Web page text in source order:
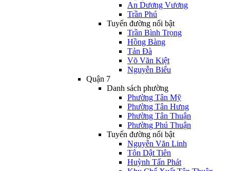
An Dương Vương
Trần Phú
Tuyến đường nổi bật
Trần Bình Trọng
Hồng Bàng
Tản Đà
Võ Văn Kiệt
Nguyễn Biểu
Quận 7
Danh sách phường
Phường Tân Mỹ
Phường Tân Hưng
Phường Tân Thuận
Phường Phú Thuận
Tuyến đường nổi bật
Nguyễn Văn Linh
Tôn Dật Tiên
Huỳnh Tấn Phát